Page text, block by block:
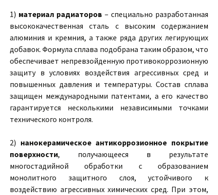
1) материал радиаторов – специально разработанная
высококачественная сталь с высоким содержанием
алюминия и кремния, а также ряда других легирующих
добавок. Формула сплава подобрана таким образом, что
обеспечивает непревзойденную противокоррозионную
защиту в условиях воздействия агрессивных сред и
повышенных давления и температуры. Состав сплава
защищен международными патентами, а его качество
гарантируется несколькими независимыми точками
технического контроля.
2) нанокерамическое антикоррозионное покрытие
поверхности, получающееся в результате
многостадийной обработки с образованием
монолитного защитного слоя, устойчивого к
воздействию агрессивных химических сред. При этом,